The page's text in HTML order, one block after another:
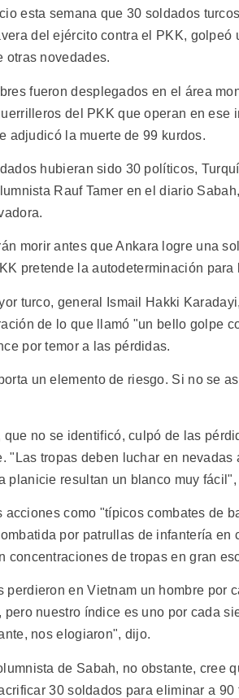
esta semana que 30 soldados
del ejército contra el PKK,
otras novedades.
fueron desplegados en el área
del PKK que operan en ese
adjudicó la muerte de 99 kurdos.
hubieran sido 30 políticos,
Rauf Tamer en el diario
morir antes que Ankara logre una
pretende la autodeterminación
turco, general Ismail Hakki
de lo que llamó "un bello golpe
por temor a las pérdidas.
un elemento de riesgo. Si no se
no se identificó, culpó de las
"Las tropas deben luchar en
planicie resultan un blanco muy fácil",
acciones como "típicos combates de
por patrullas de infantería en
concentraciones de tropas en gran
perdieron en Vietnam un hombre por
pero nuestro índice es uno por cada
nos elogiaron", dijo.
de Sabah, no obstante, cree
30 soldados para eliminar a